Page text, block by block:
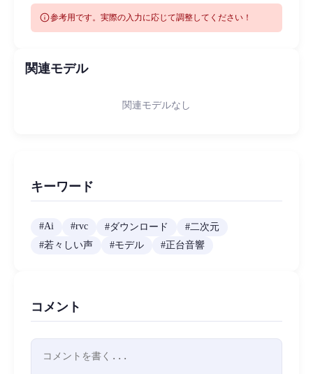
info参考用です。実際の入力に応じて調整してください！
関連モデル
関連モデルなし
キーワード
#Ai #rvc #ダウンロード #二次元
#若々しい声 #モデル #正台音響
コメント